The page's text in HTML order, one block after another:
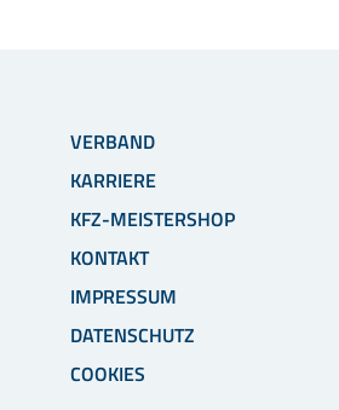
VERBAND
KARRIERE
KFZ-MEISTERSHOP
KONTAKT
IMPRESSUM
DATENSCHUTZ
COOKIES